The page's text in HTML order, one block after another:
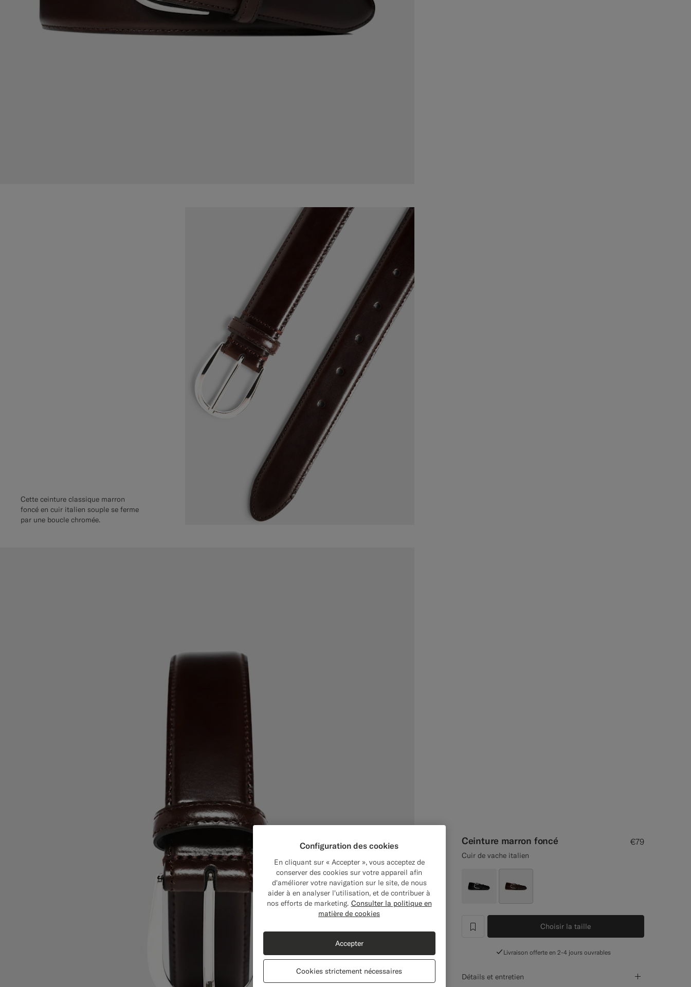
Ceinture marron foncé €79
Cuir de vache italien
label.header.wishlist
Choisir la taille
Livraison offerte en 2-4 jours ouvrables
Détails et entretien
Cette ceinture classique marron
foncé en cuir italien souple se ferme
par une boucle chromée.
Configuration des cookies
En cliquant sur « Accepter », vous acceptez de
conserver des cookies sur votre appareil afin
d'améliorer votre navigation sur le site, de nous
aider à en analyser l'utilisation, et de contribuer à
nos efforts de marketing. Consulter la politique en
matière de cookies
Cookies strictement nécessaires
Accepter